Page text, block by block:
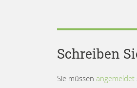
Schreiben
Sie müssen angemeldet